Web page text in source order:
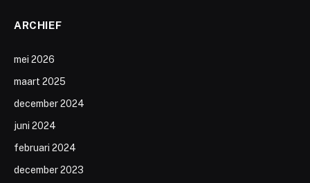
ARCHIEF
mei 2026
maart 2025
december 2024
juni 2024
februari 2024
december 2023